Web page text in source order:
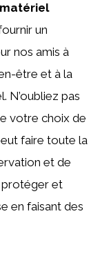
matériel
un
nos amis à
être et à la
N’oubliez pas
votre choix de
faire toute la
et de
protéger et
en faisant des